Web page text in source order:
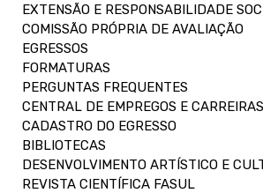
EXTENSÃO E RESPONSABILIDADE
COMISSÃO PRÓPRIA DE AVALIAÇÃO
EGRESSOS
FORMATURAS
PERGUNTAS FREQUENTES
CENTRAL DE EMPREGOS E CARREIRAS
CADASTRO DO EGRESSO
BIBLIOTECAS
DESENVOLVIMENTO ARTÍSTICO E
REVISTA CIENTÍFICA FASUL